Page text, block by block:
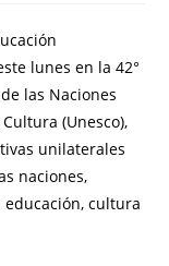
lunes en la 42°
las Naciones
(Unesco),
unilaterales
naciones,
cultura